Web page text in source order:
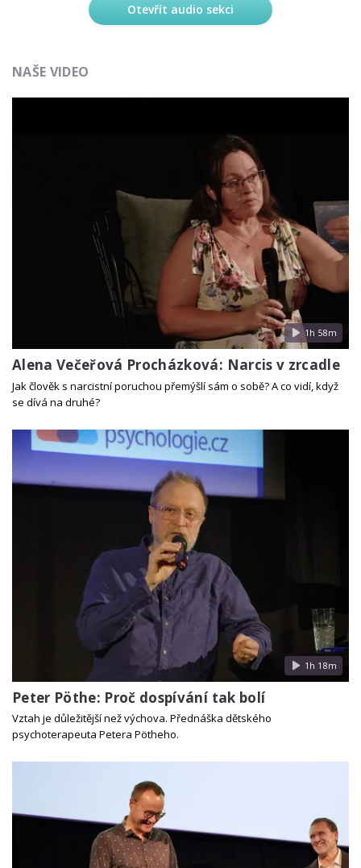
Otevřít audio sekci
NAŠE VIDEO
1h 58m
Alena Večeřová Procházková: Narcis v zrcadle
Jak člověk s narcistní poruchou přemýšlí sám o sobě? A co vidí, když
se dívá na druhé?
1h 18m
Peter Pöthe: Proč dospívání tak bolí
Vztah je důležitější než výchova. Přednáška dětského
psychoterapeuta Petera Pötheho.